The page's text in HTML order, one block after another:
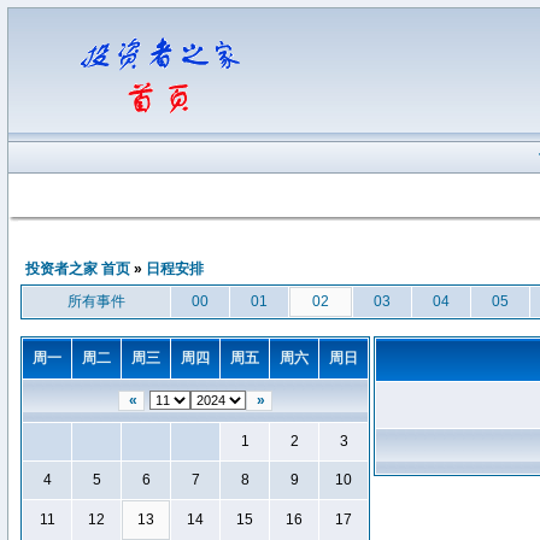
投资者之家 首页 » 日程安排
所有事件
00 01 02 03 04 05
周一 周二 周三 周四 周五 周六 周日
« »
1 2 3
4 5 6 7 8 9 10
11 12 13 14 15 16 17